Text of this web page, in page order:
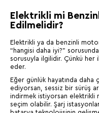
Elektrikli mi
Edilmelidir?
Elektrikli ya da benzinli
“hangisi daha iyi?”
sorusuyla ilgilidir. Çünkü her
eder.
Eğer günlük hayatında daha
ediyorsan, sessiz bir sürüş
indirmek istiyorsan elektrikli
seçim olabilir. Şarj